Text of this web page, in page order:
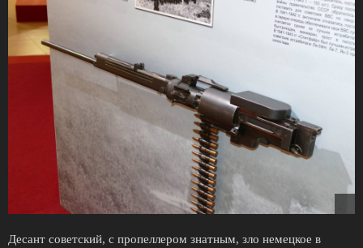
Десант советский, с пропеллером знатным, зло немецкое в